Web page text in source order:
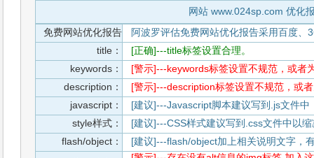
网站 www.024sp.com 优化
免费网站优化报告
阿波罗评估免费网站优化报告采用百度、
title：
[正确]---title标签设置合理。
keywords：
[警示]---keywords标签设置不规范，或者
description：
[警示]---description标签设置不规范，或
javascript：
[建议]---Javascript脚本建议写到.js文件中
style样式：
[建议]---CSS样式建议写到.css文件中以
flash/object：
[建议]---flash/object加上相关说明文字，